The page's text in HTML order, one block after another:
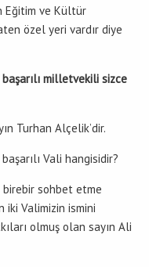
Eğitim ve Kültür
özel yeri vardır diye
milletvekili sizce
Turhan Alçelik’dir.
Vali hangisidir?
birebir sohbet etme
iki Valimizin ismini
olmuş olan sayın Ali